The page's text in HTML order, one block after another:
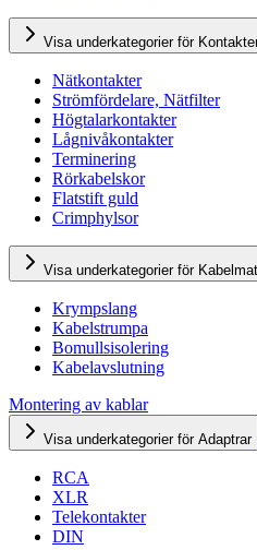
Visa underkategorier för
Nätkontakter
Strömfördelare, Nätfilter
Högtalarkontakter
Lågnivåkontakter
Terminering
Rörkabelskor
Flatstift guld
Crimphylsor
Visa underkategorier för
Krympslang
Kabelstrumpa
Bomullsisolering
Kabelavslutning
Montering av kablar
Visa underkategorier för Adaptrar
RCA
XLR
Telekontakter
DIN